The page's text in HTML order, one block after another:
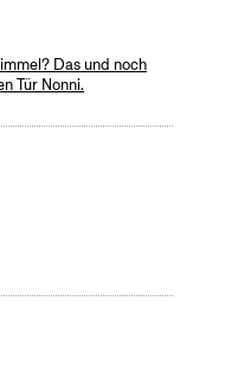
Das und noch
Tür Nonni.